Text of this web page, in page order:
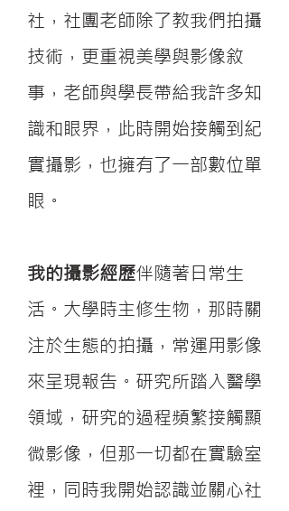
社，社團老師除了教我們拍攝
技術，更重視美學與影像敘
事，老師與學長帶給我許多知
識和眼界，此時開始接觸到紀
實攝影，也擁有了一部數位單
眼。
我的攝影經歷伴隨著日常生
活。大學時主修生物，那時關
注於生態的拍攝，常運用影像
來呈現報告。研究所踏入醫學
領域，研究的過程頻繁接觸顯
微影像，但那一切都在實驗室
裡，同時我開始認識並關心社